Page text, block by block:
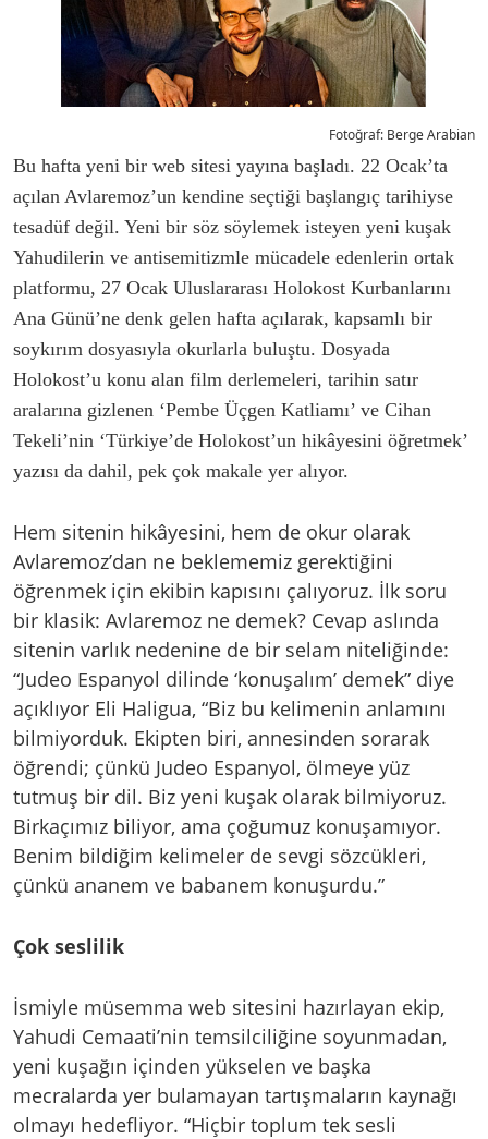
Fotoğraf: Berge Arabian
Bu hafta yeni bir web sitesi yayına başladı. 22 Ocak’ta
açılan Avlaremoz’un kendine seçtiği başlangıç tarihiyse
tesadüf değil. Yeni bir söz söylemek isteyen yeni kuşak
Yahudilerin ve antisemitizmle mücadele edenlerin ortak
platformu, 27 Ocak Uluslararası Holokost Kurbanlarını
Ana Günü’ne denk gelen hafta açılarak, kapsamlı bir
soykırım dosyasıyla okurlarla buluştu. Dosyada
Holokost’u konu alan film derlemeleri, tarihin satır
aralarına gizlenen ‘Pembe Üçgen Katliamı’ ve Cihan
Tekeli’nin ‘Türkiye’de Holokost’un hikâyesini öğretmek’
yazısı da dahil, pek çok makale yer alıyor.
Hem sitenin hikâyesini, hem de okur olarak
Avlaremoz’dan ne beklememiz gerektiğini
öğrenmek için ekibin kapısını çalıyoruz. İlk soru
bir klasik: Avlaremoz ne demek? Cevap aslında
sitenin varlık nedenine de bir selam niteliğinde:
“Judeo Espanyol dilinde ‘konuşalım’ demek” diye
açıklıyor Eli Haligua, “Biz bu kelimenin anlamını
bilmiyorduk. Ekipten biri, annesinden sorarak
öğrendi; çünkü Judeo Espanyol, ölmeye yüz
tutmuş bir dil. Biz yeni kuşak olarak bilmiyoruz.
Birkaçımız biliyor, ama çoğumuz konuşamıyor.
Benim bildiğim kelimeler de sevgi sözcükleri,
çünkü ananem ve babanem konuşurdu.”
Çok seslilik
İsmiyle müsemma web sitesini hazırlayan ekip,
Yahudi Cemaati’nin temsilciliğine soyunmadan,
yeni kuşağın içinden yükselen ve başka
mecralarda yer bulamayan tartışmaların kaynağı
olmayı hedefliyor. “Hiçbir toplum tek sesli